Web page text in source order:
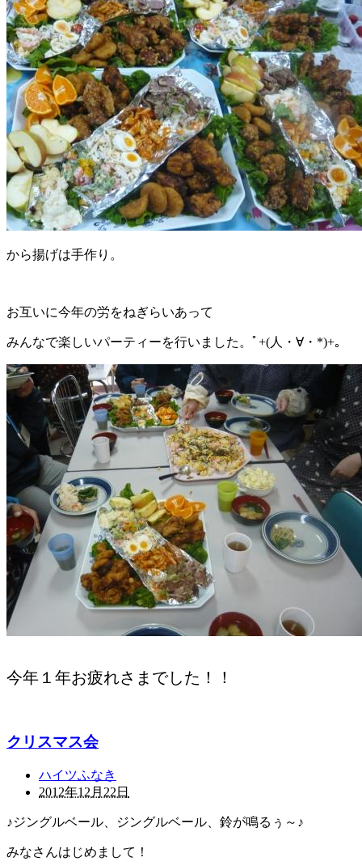
から揚げは手作り。
お互いに今年の労をねぎらいあって
みんなで楽しいパーティーを行いました。ﾟ+(人・∀・*)+｡
今年１年お疲れさまでした！！
クリスマス会
ハイツふなき
2012年12月22日
♪ジングルベール、ジングルベール、鈴が鳴るぅ～♪
みなさんはじめまして！